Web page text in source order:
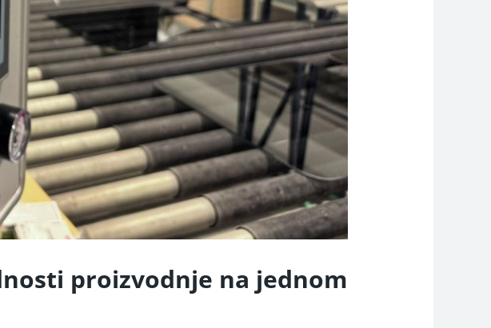
proizvodnje na jednom